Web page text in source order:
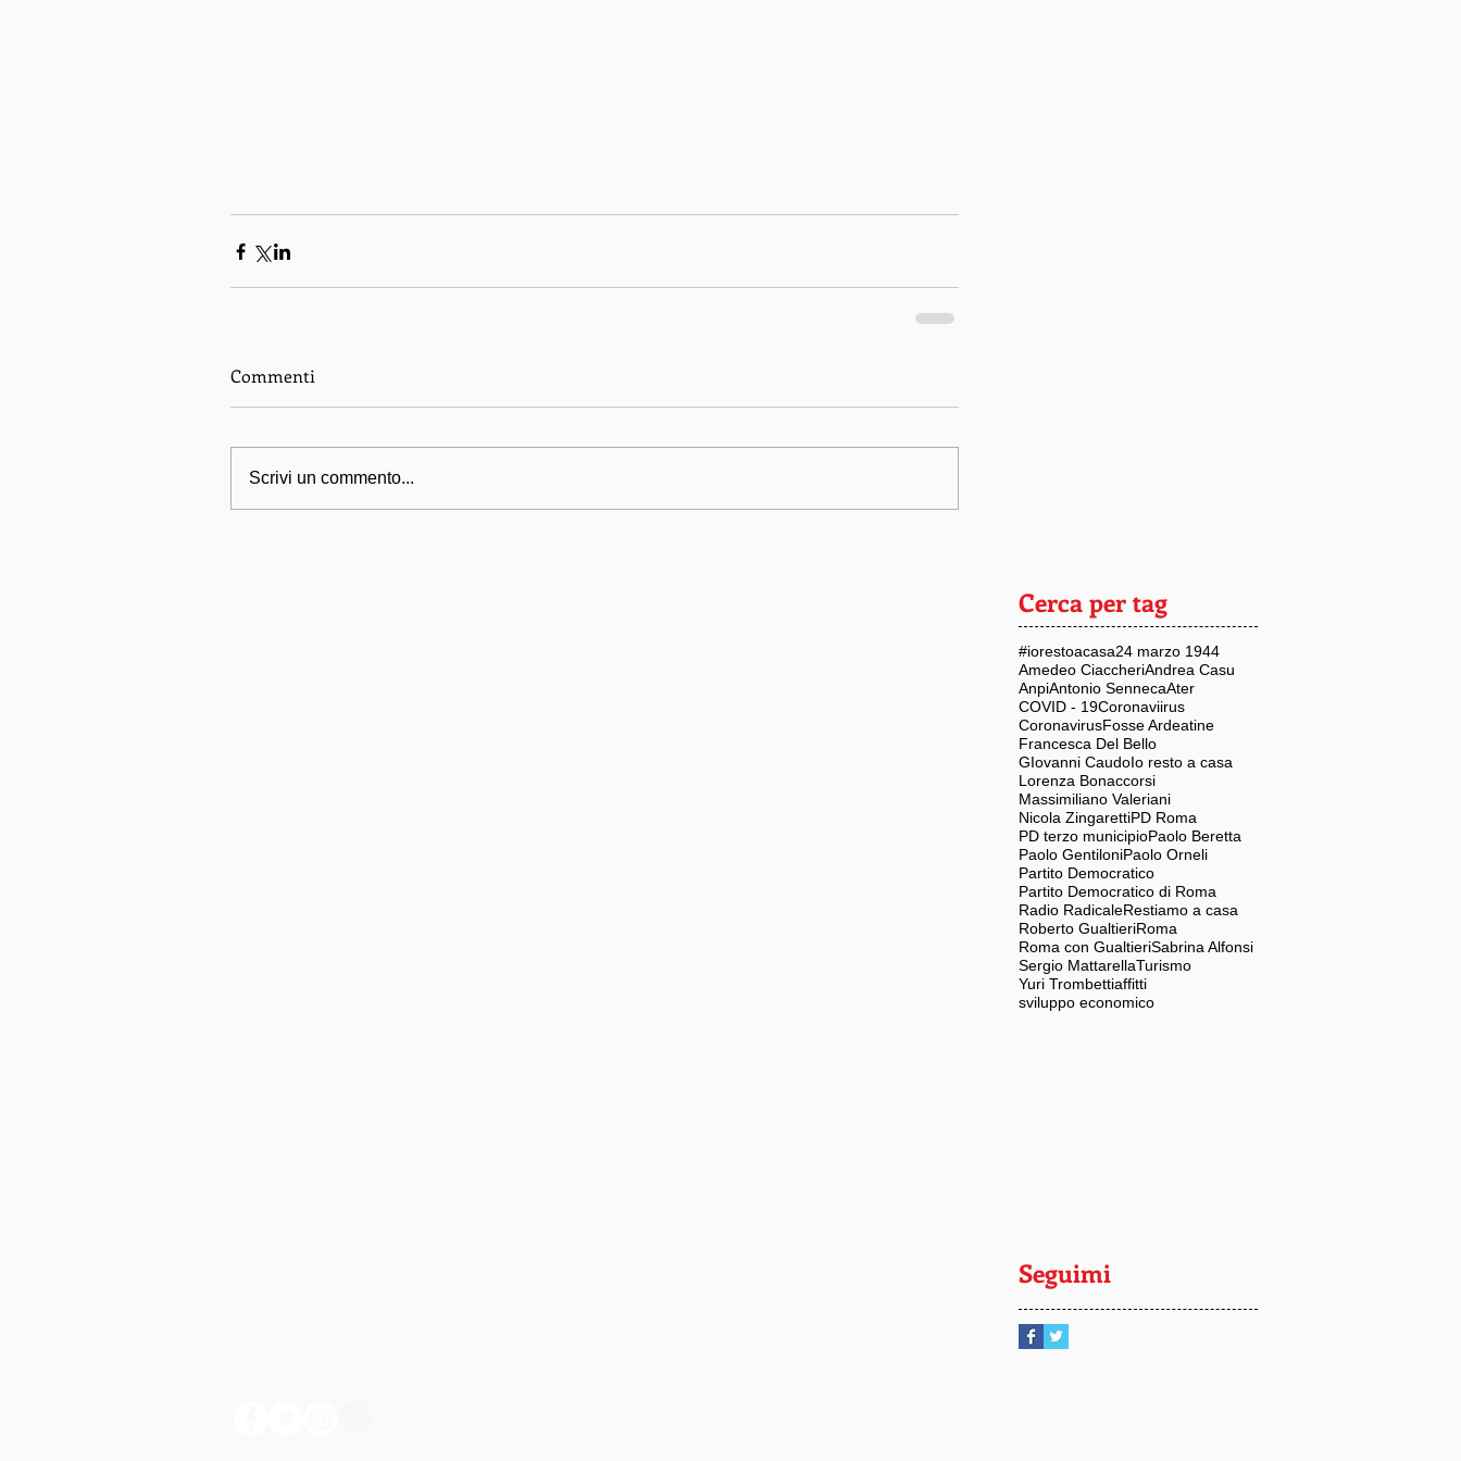
Commenti
Scrivi un commento...
Cerca per tag
#iorestoacasa24 marzo 1944
Amedeo CiaccheriAndrea Casu
AnpiAntonio SennecaAter
COVID - 19Coronaviirus
CoronavirusFosse Ardeatine
Francesca Del Bello
GIovanni CaudoIo resto a casa
Lorenza Bonaccorsi
Massimiliano Valeriani
Nicola ZingarettiPD Roma
PD terzo municipioPaolo Beretta
Paolo GentiloniPaolo Orneli
Partito Democratico
Partito Democratico di Roma
Radio RadicaleRestiamo a casa
Roberto GualtieriRoma
Roma con GualtieriSabrina Alfonsi
Sergio MattarellaTurismo
Yuri Trombettiaffitti
sviluppo economico
Seguimi